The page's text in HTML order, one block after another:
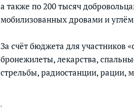
а также по 200 тысяч
мобилизованных дровами и
За счёт бюджета для участников
бронежилеты, лекарства,
стрельбы, радиостанции, рации,